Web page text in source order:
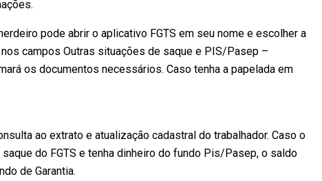
pode abrir o aplicativo FGTS em seu nome e escolher a
campos Outras situações de saque e PIS/Pasep –
os documentos necessários. Caso tenha a papelada em
ao extrato e atualização cadastral do trabalhador. Caso o
do FGTS e tenha dinheiro do fundo Pis/Pasep, o saldo
de Garantia.